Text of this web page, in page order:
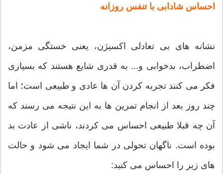
احساس شادابی با تنفس روزانه
نشانه های بی تعادلی اکسیژن، یعنی خستگی مزمن،
اضطراب، بدخوابی و... به قدری شایع هستند که بسیاری
فکر می کنند تجربه کردن آن ها عادی و طبیعی است؛ اما
چند روز بعد از انجام تمرین ها به این نتیجه می رسند که
آن چه قبلا طبیعی احساس می کردند، ناشی از عادت بد
بوده است. ناگهان تحولی در شما ایجاد می شود و حالت
های زیر را احساس می کنید: